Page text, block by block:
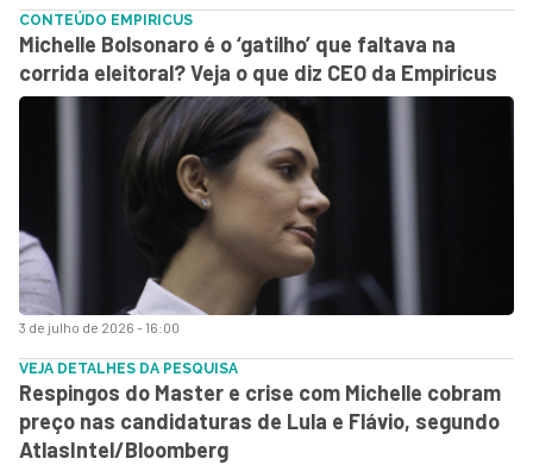
3 de julho de 2026 - 16:00
CONTEÚDO EMPIRICUS
Michelle Bolsonaro é o ‘gatilho’ que faltava na
corrida eleitoral? Veja o que diz CEO da Empiricus
VEJA DETALHES DA PESQUISA
Respingos do Master e crise com Michelle cobram
preço nas candidaturas de Lula e Flávio, segundo
AtlasIntel/Bloomberg